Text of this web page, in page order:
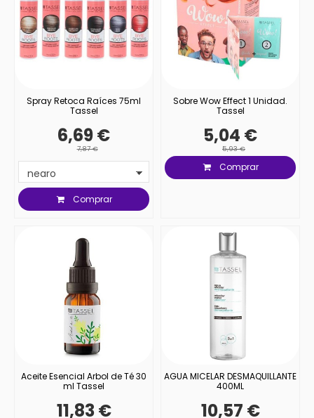
Spray Retoca Raíces 75ml
Tassel
6,69 €
7,87 €
Comprar
Sobre Wow Effect 1 Unidad.
Tassel
5,04 €
5,93 €
Comprar
Aceite Esencial Arbol de Té 30
ml Tassel
11,83 €
AGUA MICELAR DESMAQUILLANTE
400ML
10,57 €